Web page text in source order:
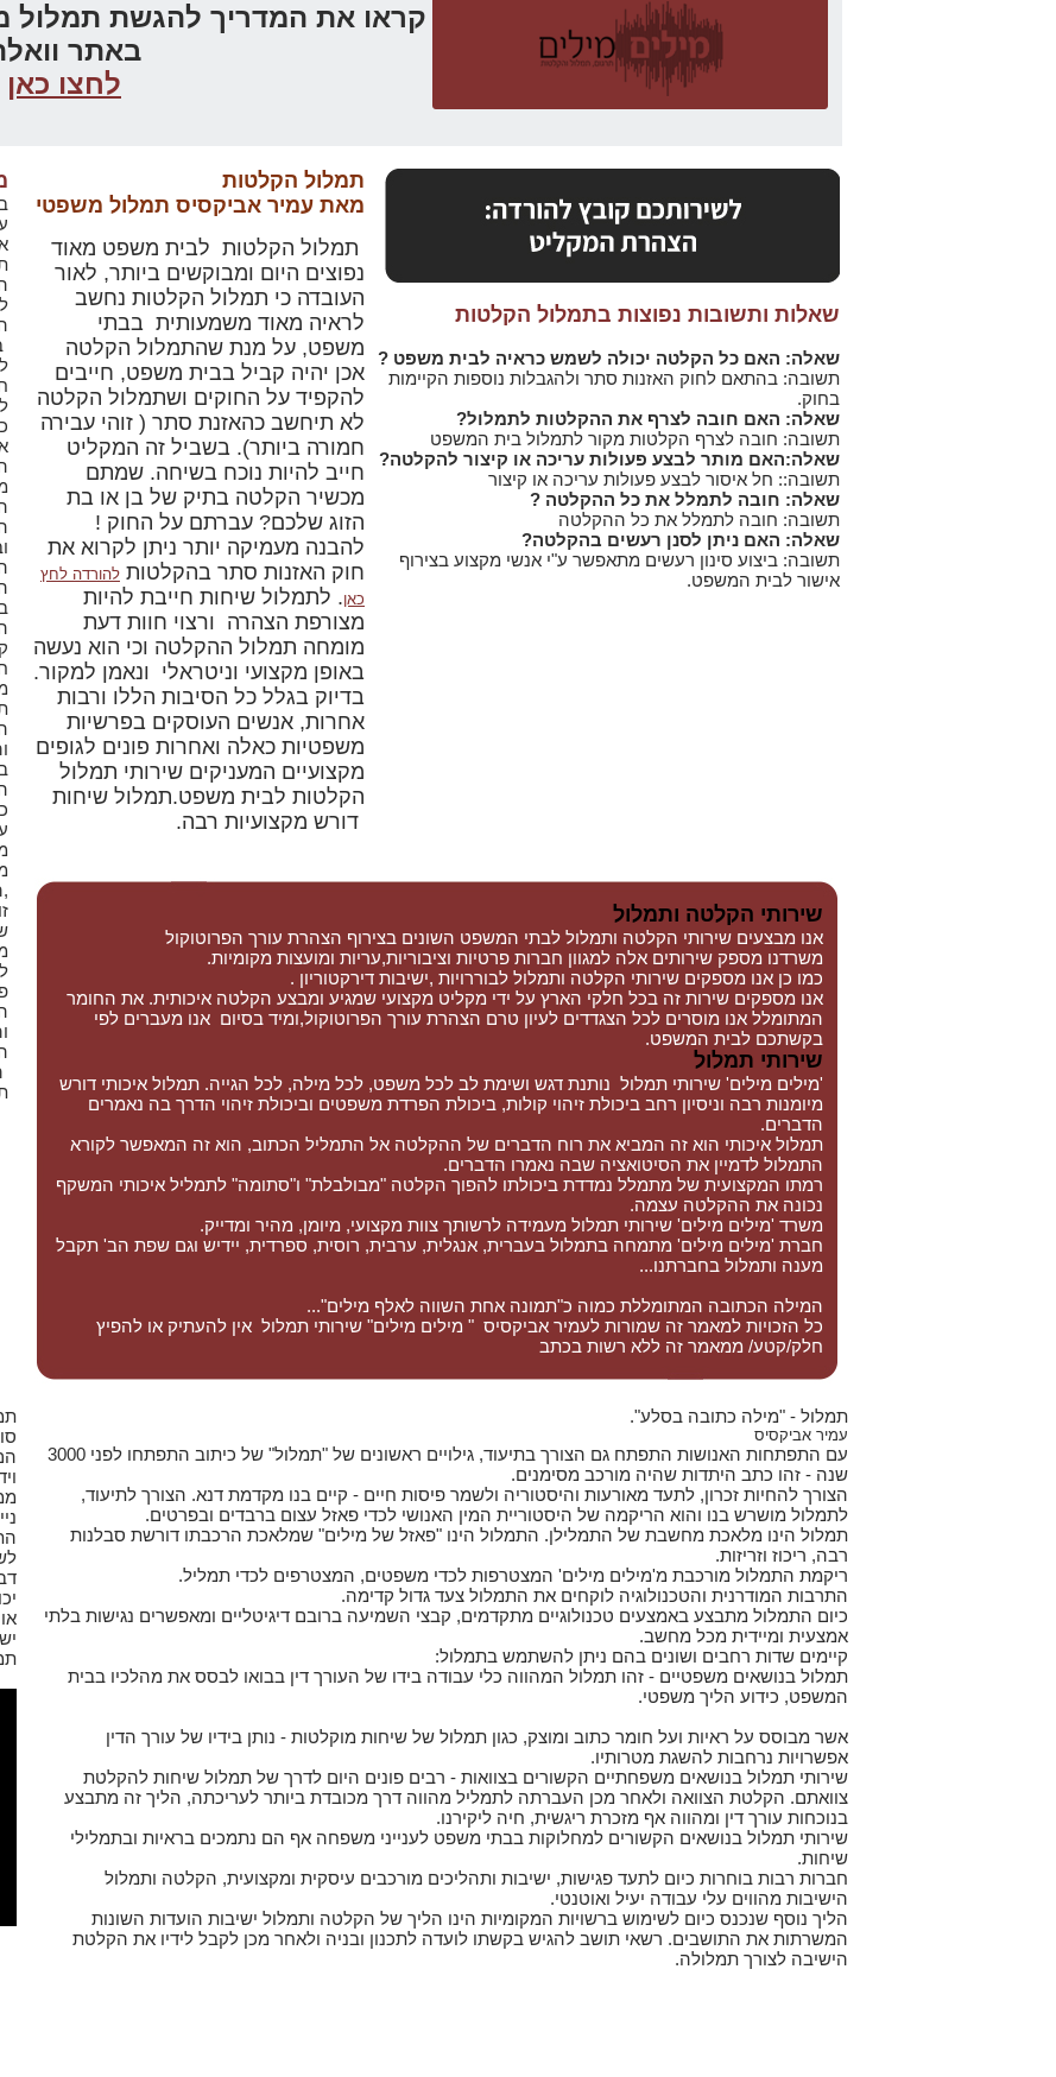
קראו את המדריך להגשת תמלול
באתר
לחצו כאן
שאלות ותשובות נפוצות בתמלול הקלטות
שאלה: האם כל הקלטה יכולה לשמש כראיה לבית משפט ?
תשובה: בהתאם לחוק האזנות סתר ולהגבלות נוספות הקיימות
בחוק.
שאלה: האם חובה לצרף את ההקלטות לתמלול?
תשובה: חובה לצרף הקלטות מקור לתמלול בית המשפט
שאלה:האם מותר לבצע פעולות עריכה או קיצור להקלטה?
תשובה:: חל איסור לבצע פעולות עריכה או קיצור
שאלה: חובה לתמלל את כל ההקלטה ?
תשובה: חובה לתמלל את כל ההקלטה
שאלה: האם ניתן לסנן רעשים בהקלטה?
תשובה: ביצוע סינון רעשים מתאפשר ע"י אנשי מקצוע בצירוף
אישור לבית המשפט.
תמלול הקלטות
מאת עמיר אביקסיס תמלול משפטי
תמלול הקלטות לבית משפט מאוד
נפוצים היום ומבוקשים ביותר, לאור
העובדה כי תמלול הקלטות נחשב
לראיה מאוד משמעותית בבתי
משפט, על מנת שהתמלול הקלטה
אכן יהיה קביל בבית משפט, חייבים
להקפיד על החוקים ושתמלול הקלטה
לא תיחשב כהאזנת סתר ( זוהי עבירה
חמורה ביותר). בשביל זה המקליט
חייב להיות נוכח בשיחה. שמתם
מכשיר הקלטה בתיק של בן או בת
הזוג שלכם? עברתם על החוק !
להבנה מעמיקה יותר ניתן לקרוא את
חוק האזנות סתר בהקלטות להורדה לחץ
כאן. לתמלול שיחות חייבת להיות
מצורפת הצהרה ורצוי חוות דעת
מומחה תמלול ההקלטה וכי הוא נעשה
באופן מקצועי וניטראלי ונאמן למקור.
בדיוק בגלל כל הסיבות הללו ורבות
אחרות, אנשים העוסקים בפרשיות
משפטיות כאלה ואחרות פונים לגופים
מקצועיים המעניקים שירותי תמלול
הקלטות לבית משפט.תמלול שיחות
דורש מקצועיות רבה.
שירותי הקלטה ותמלול
אנו מבצעים שירותי הקלטה ותמלול לבתי המשפט השונים בצירוף הצהרת עורך הפרוטוקול
משרדנו מספק שירותים אלה למגוון חברות פרטיות וציבוריות,עריות ומועצות מקומיות.
כמו כן אנו מספקים שירותי הקלטה ותמלול לבוררויות ,ישיבות דירקטוריון .
אנו מספקים שירות זה בכל חלקי הארץ על ידי מקליט מקצועי שמגיע ומבצע הקלטה איכותית. את החומר
המתומלל אנו מוסרים לכל הצגדדים לעיון טרם הצהרת עורך הפרוטוקול,ומיד בסיום אנו מעברים לפי
בקשתכם לבית המשפט.
שירותי תמלול
'מילים מילים' שירותי תמלול נותנת דגש ושימת לב לכל משפט, לכל מילה, לכל הגייה. תמלול איכותי דורש
מיומנות רבה וניסיון רחב ביכולת זיהוי קולות, ביכולת הפרדת משפטים וביכולת זיהוי הדרך בה נאמרים
הדברים.
תמלול איכותי הוא זה המביא את רוח הדברים של ההקלטה אל התמליל הכתוב, הוא זה המאפשר לקורא
התמלול לדמיין את הסיטואציה שבה נאמרו הדברים.
רמתו המקצועית של מתמלל נמדדת ביכולתו להפוך הקלטה "מבולבלת" ו"סתומה" לתמליל איכותי המשקף
נכונה את ההקלטה עצמה.
משרד 'מילים מילים' שירותי תמלול מעמידה לרשותך צוות מקצועי, מיומן, מהיר ומדייק.
חברת 'מילים מילים' מתמחה בתמלול בעברית, אנגלית, ערבית, רוסית, ספרדית, יידיש וגם שפת הב' תקבל
מענה ותמלול בחברתנו...
המילה הכתובה המתומללת כמוה כ"תמונה אחת השווה לאלף מילים"...
כל הזכויות למאמר זה שמורות לעמיר אביקסיס " מילים מילים" שירותי תמלול אין להעתיק או להפיץ
חלק/קטע/ ממאמר זה ללא רשות בכתב
תמלול - "מילה כתובה בסלע".
עמיר אביקסיס
עם התפתחות האנושות התפתח גם הצורך בתיעוד, גילויים ראשונים של "תמלול" של כיתוב התפתחו לפני 3000
שנה - זהו כתב היתדות שהיה מורכב מסימנים.
הצורך להחיות זכרון, לתעד מאורעות והיסטוריה ולשמר פיסות חיים - קיים בנו מקדמת דנא. הצורך לתיעוד,
לתמלול מושרש בנו והוא הריקמה של היסטוריית המין האנושי לכדי פאזל עצום ברבדים ובפרטים.
תמלול הינו מלאכת מחשבת של התמלילן. התמלול הינו "פאזל של מילים" שמלאכת הרכבתו דורשת סבלנות
רבה, ריכוז וזריזות.
ריקמת התמלול מורכבת מ'מילים מילים' המצטרפות לכדי משפטים, המצטרפים לכדי תמליל.
התרבות המודרנית והטכנולוגיה לוקחים את התמלול צעד גדול קדימה.
כיום התמלול מתבצע באמצעים טכנולוגיים מתקדמים, קבצי השמיעה ברובם דיגיטליים ומאפשרים נגישות בלתי
אמצעית ומיידית מכל מחשב.
קיימים שדות רחבים ושונים בהם ניתן להשתמש בתמלול:
תמלול בנושאים משפטיים - זהו תמלול המהווה כלי עבודה בידו של העורך דין בבואו לבסס את מהלכיו בבית
המשפט, כידוע הליך משפטי.
אשר מבוסס על ראיות ועל חומר כתוב ומוצק, כגון תמלול של שיחות מוקלטות - נותן בידיו של עורך הדין
אפשרויות נרחבות להשגת מטרותיו.
שירותי תמלול בנושאים משפחתיים הקשורים בצוואות - רבים פונים היום לדרך של תמלול שיחות להקלטת
צוואתם. הקלטת הצוואה ולאחר מכן העברתה לתמליל מהווה דרך מכובדת ביותר לעריכתה, הליך זה מתבצע
בנוכחות עורך דין ומהווה אף מזכרת ריגשית, חיה ליקירנו.
שירותי תמלול בנושאים הקשורים למחלוקות בבתי משפט לענייני משפחה אף הם נתמכים בראיות ובתמלילי
שיחות.
חברות רבות בוחרות כיום לתעד פגישות, ישיבות ותהליכים מורכבים עיסקית ומקצועית, הקלטה ותמלול
הישיבות מהווים עלי עבודה יעיל ואוטנטי.
הליך נוסף שנכנס כיום לשימוש ברשויות המקומיות הינו הליך של הקלטה ותמלול ישיבות הועדות השונות
המשרתות את התושבים. רשאי תושב להגיש בקשתו לועדה לתכנון ובניה ולאחר מכן לקבל לידיו את הקלטת
הישיבה לצורך תמלולה.